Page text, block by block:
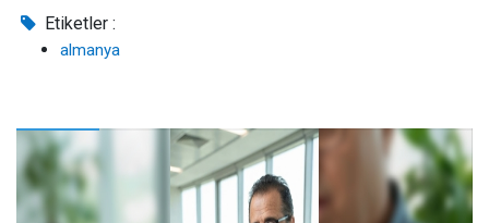
Etiketler :
almanya